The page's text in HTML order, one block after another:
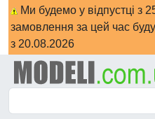
Ми будемо у відпустці з
замовлення за цей час
з 20.08.2026